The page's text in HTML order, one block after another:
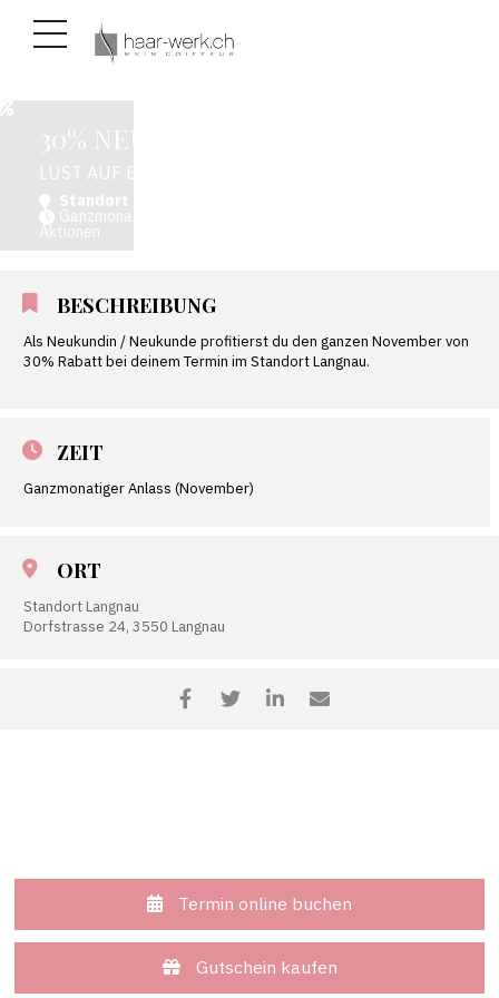
30% NEUKUNDENRABATT
LUST AUF ETWAS NEUES?
Ganzmonatiger Anlass (November)
Standort Langnau
Aktionen
BESCHREIBUNG
Als Neukundin / Neukunde profitierst du den ganzen November von
30% Rabatt bei deinem Termin im Standort Langnau.
ZEIT
Ganzmonatiger Anlass (November)
ORT
Standort Langnau
Dorfstrasse 24, 3550 Langnau
Gutschein kaufen
Termin online buchen